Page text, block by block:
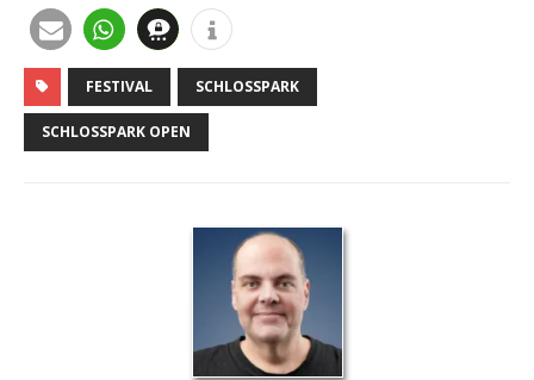
FESTIVAL SCHLOSSPARK
SCHLOSSPARK OPEN